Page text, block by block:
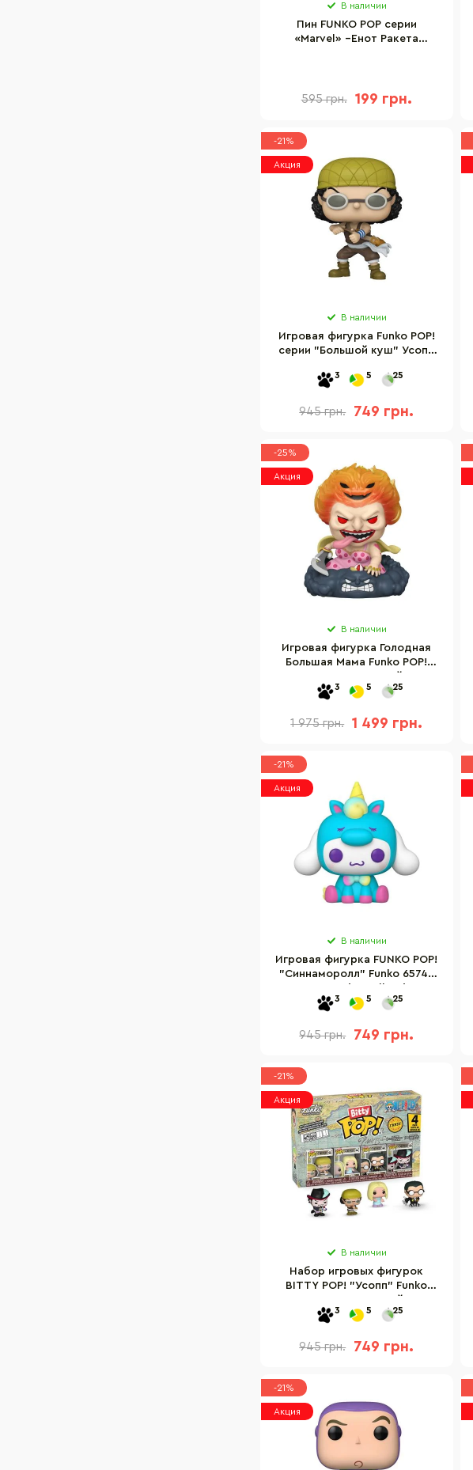
В наличии
Пин FUNKO POP серии
«Marvel» –Енот Ракета
595 грн. 199 грн.
-21%
Акция
В наличии
Игровая фигурка Funko POP!
серии "Большой куш" Усопп
3 5 25
945 грн. 749 грн.
-25%
Акция
В наличии
Игровая фигурка Голодная
Большая Мама Funko POP!
3 5 25
1 975 грн. 1 499 грн.
-21%
Акция
В наличии
Игровая фигурка FUNKO POP!
"Синнаморолл" Funko 65748
3 5 25
945 грн. 749 грн.
-21%
Акция
В наличии
Набор игровых фигурок
BITTY POP! "Усопп" Funko
3 5 25
945 грн. 749 грн.
-21%
Акция